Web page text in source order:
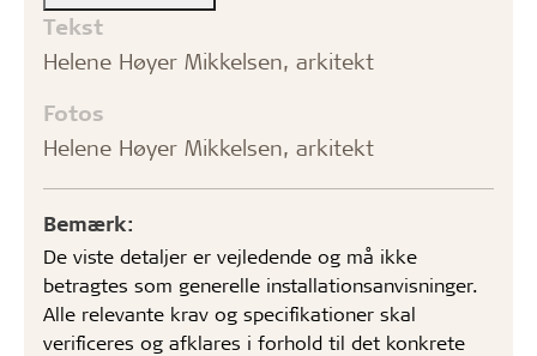
Tekst
Helene Høyer Mikkelsen, arkitekt
Fotos
Helene Høyer Mikkelsen, arkitekt
Bemærk:
De viste detaljer er vejledende og må ikke
betragtes som generelle installationsanvisninger.
Alle relevante krav og specifikationer skal
verificeres og afklares i forhold til det konkrete